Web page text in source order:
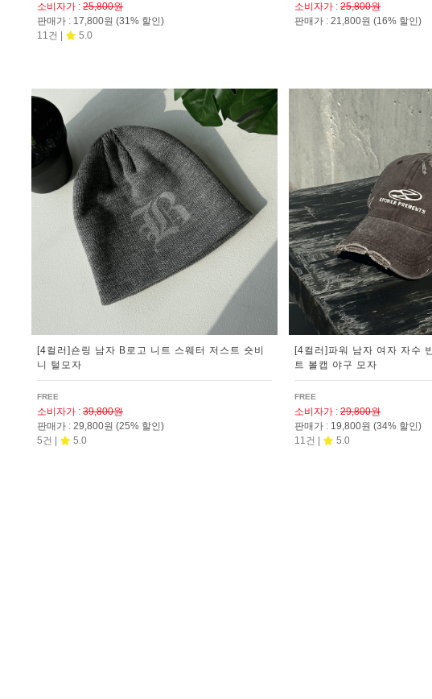
소비자가 : 25,800원
판매가 : 17,800원 (31% 할인)
11건 |
5.0
소비자가 : 25,800원
판매가 : 21,800원 (16% 할인)
[4컬러]숀링 남자 B로고 니트 스웨터 저스트 숏비
니 털모자
FREE
소비자가 : 39,800원
판매가 : 29,800원 (25% 할인)
5건 |
5.0
[4컬러]파워 남자 여자 자수
트 볼캡 야구 모자
FREE
소비자가 : 29,800원
판매가 : 19,800원 (34% 할인)
11건 |
5.0